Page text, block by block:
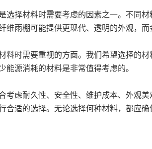
择材料时需要考虑的因素之一。不同
维雨棚可能提供更现代、透明的外观，而
时需要重视的方面。我们希望选择的
能源消耗的材料是非常值得考虑的。
虑耐久性、安全性、维护成本、外观
合适的选择。无论选择何种材料，都应